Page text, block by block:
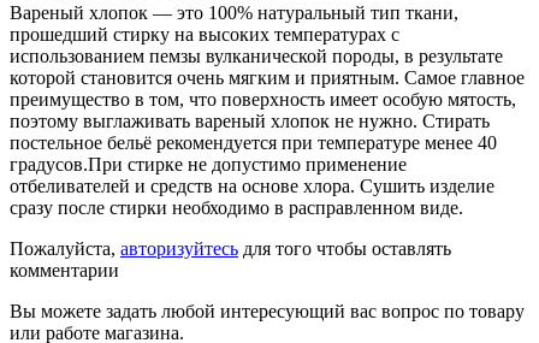
Вареный хлопок — это 100% натуральный тип ткани,
прошедший стирку на высоких температурах с
использованием пемзы вулканической породы, в результате
которой становится очень мягким и приятным. Самое главное
преимущество в том, что поверхность имеет особую мятость,
поэтому выглаживать вареный хлопок не нужно. Стирать
постельное бельё рекомендуется при температуре менее 40
градусов.При стирке не допустимо применение
отбеливателей и средств на основе хлора. Сушить изделие
сразу после стирки необходимо в расправленном виде.
Пожалуйста, авторизуйтесь для того чтобы оставлять
комментарии
Вы можете задать любой интересующий вас вопрос по товару
или работе магазина.